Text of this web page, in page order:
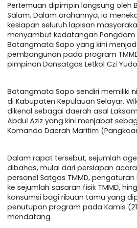
Pertemuan dipimpin langsung oleh
Salam. Dalam arahannya, ia
kesiapan seluruh lapisan
menyambut kedatangan Pangdam
Batangmata Sapo yang kini
pembangunan pada program
pimpinan Dansatgas Letkol Czi
Batangmata Sapo sendiri memiliki
di Kabupaten Kepulauan Selayar.
dikenal sebagai daerah asal
Abdul Aziz yang kini menjabat
Komando Daerah Maritim
Dalam rapat tersebut, sejumlah
dibahas, mulai dari persiapan
personel Satgas TMMD,
ke sejumlah sasaran fisik TMMD,
konsumsi bagi ribuan tamu yang
penutupan program pada Kamis
mendatang.